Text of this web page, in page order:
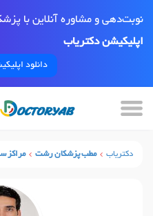
نوبت‌دهی و مشاوره آنلاین با
اپلیکیشن دکتریاب
دانلود
دکتریاب مطب پزشکان رشت مراکز